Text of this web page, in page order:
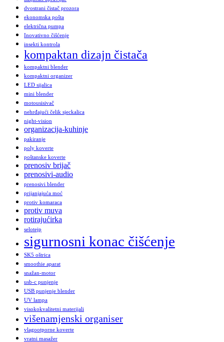
dvostrani čistač prozora
ekonomska pošta
električna pumpa
Inovativno čišćenje
insekti kontrola
kompaktan dizajn čistača
kompaktni blender
kompaktni organizer
LED sijalica
mini blender
motousisivač
nehrđajući čelik sjeckalica
night-vision
organizacija-kuhinje
pakiranje
poly koverte
poštanske koverte
prenosiv brijač
prenosivi-audio
prenosivi blender
prijanjajuća moć
protiv komaraca
protiv muva
rotirajućirka
selotejp
sigurnosni konac čišćenje
SK5 oštrica
smoothie aparat
snažan-motor
usb-c punjenje
USB punjenje blender
UV lampa
visokokvalitetni materijali
višenamjenski organiser
vlagootporne koverte
vratni masažer